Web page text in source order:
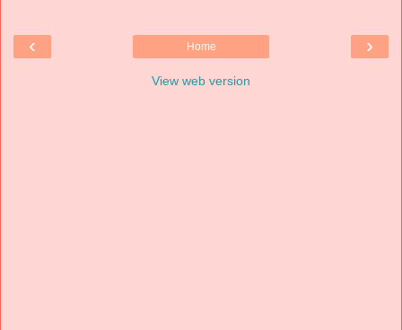
‹ ›
Home
View web version